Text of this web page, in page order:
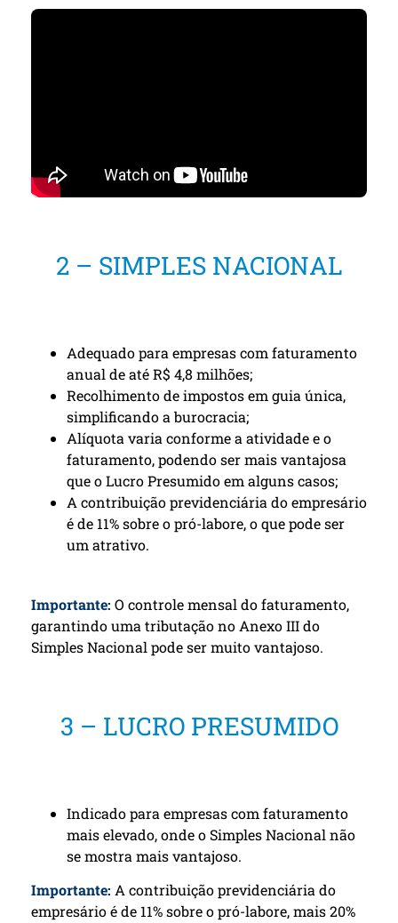
2 – SIMPLES NACIONAL
Adequado para empresas com faturamento
anual de até R$ 4,8 milhões;
Recolhimento de impostos em guia única,
simplificando a burocracia;
Alíquota varia conforme a atividade e o
faturamento, podendo ser mais vantajosa
que o Lucro Presumido em alguns casos;
A contribuição previdenciária do empresário
é de 11% sobre o pró-labore, o que pode ser
um atrativo.
Importante: O controle mensal do faturamento,
garantindo uma tributação no Anexo III do
Simples Nacional pode ser muito vantajoso.
3 – LUCRO PRESUMIDO
Indicado para empresas com faturamento
mais elevado, onde o Simples Nacional não
se mostra mais vantajoso.
Importante: A contribuição previdenciária do
empresário é de 11% sobre o pró-labore, mais 20%